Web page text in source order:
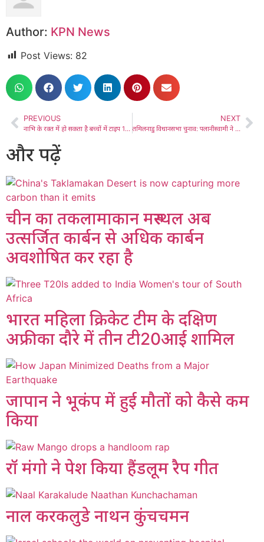
Author: KPN News
Post Views: 82
PREVIOUS
नाभि के रक्त में हो सकता है बच्चों में टाइप 1 डायबिटीज़ का खतरा पहचानने का संकेत
NEXT
तमिलनाडु विधानसभा चुनाव: पलानीस्वामी ने उच्च मतदान के लिए लोगों को धन्यवाद दिया
और पढ़ें
चीन का तकलामाकान मरुस्थल अब
उत्सर्जित कार्बन से अधिक कार्बन
अवशोषित कर रहा है
भारत महिला क्रिकेट टीम के दक्षिण
अफ्रीका दौरे में तीन टी20आई शामिल
जापान ने भूकंप में हुई मौतों को कैसे कम
किया
रॉ मंगो ने पेश किया हैंडलूम रैप गीत
नाल करकलुडे नाथन कुंचचमन